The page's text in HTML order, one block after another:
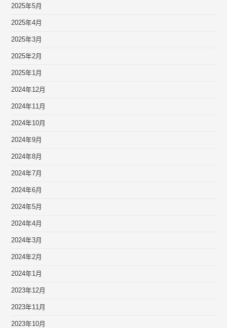
2025年5月
2025年4月
2025年3月
2025年2月
2025年1月
2024年12月
2024年11月
2024年10月
2024年9月
2024年8月
2024年7月
2024年6月
2024年5月
2024年4月
2024年3月
2024年2月
2024年1月
2023年12月
2023年11月
2023年10月